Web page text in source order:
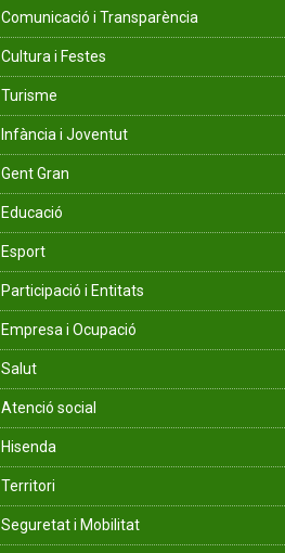
Comunicació i Transparència
Cultura i Festes
Turisme
Infància i Joventut
Gent Gran
Educació
Esport
Participació i Entitats
Empresa i Ocupació
Salut
Atenció social
Hisenda
Territori
Seguretat i Mobilitat